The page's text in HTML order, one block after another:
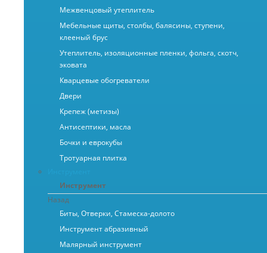
Межвенцовый утеплитель
Мебельные щиты, столбы, балясины, ступени,
клееный брус
Утеплитель, изоляционные пленки, фольга, скотч,
эковата
Кварцевые обогреватели
Двери
Крепеж (метизы)
Антисептики, масла
Бочки и еврокубы
Тротуарная плитка
Инструмент
Назад
Биты, Отверки, Стамеска-долото
Инструмент абразивный
Малярный инструмент